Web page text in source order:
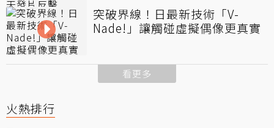
突破界線！日最新技術「V-
Nade!」讓觸碰虛擬偶像更真實
看更多
火熱排行